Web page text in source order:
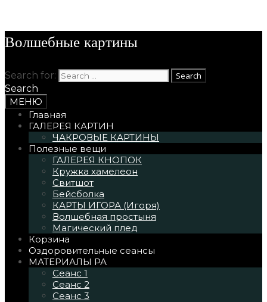
Волшебные картины
Search for:
Search
МЕНЮ
Главная
ГАЛЕРЕЯ КАРТИН
ЧАКРОВЫЕ КАРТИНЫ
Полезные вещи
ГАЛЕРЕЯ КНОПОК
Кружка хамелеон
Свитшот
Бейсболка
КАРТЫ ИГОРА (Игоря)
Волшебная простыня
Магический плед
Корзина
Оздоровительные сеансы
МАТЕРИАЛЫ РА
Сеанс 1
Сеанс 2
Сеанс 3